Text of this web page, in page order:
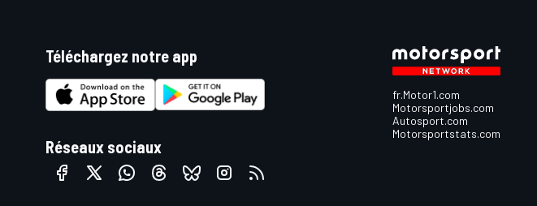
Téléchargez notre app
Réseaux sociaux
fr.Motor1.com
Motorsportjobs.com
Autosport.com
Motorsportstats.com